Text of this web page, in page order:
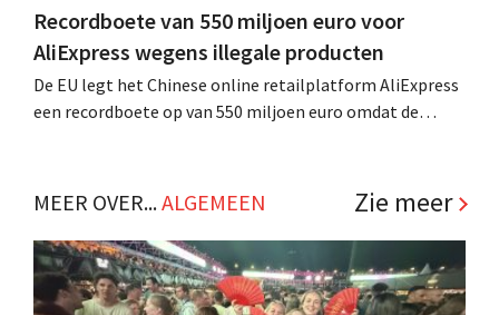
Recordboete van 550 miljoen euro voor
AliExpress wegens illegale producten
De EU legt het Chinese online retailplatform AliExpress
een recordboete op van 550 miljoen euro omdat de
MEER OVER...ALGEMEEN Zie meer